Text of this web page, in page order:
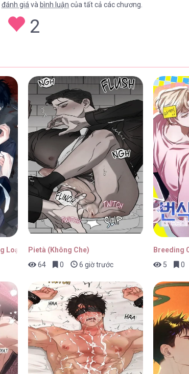
Meo [...] – Chap 20
Meo [...] – Chap 19
Meo [...] – Chap 18
Meo [...] – Chap 17
Meo [...] – Chap 16
Meo [...] – Chap 15
đánh giávà bình luận của tất cả các chương.
2
Loại
Pietà (Không Che)
64
0 6 giờ trước
Breeding
5
0